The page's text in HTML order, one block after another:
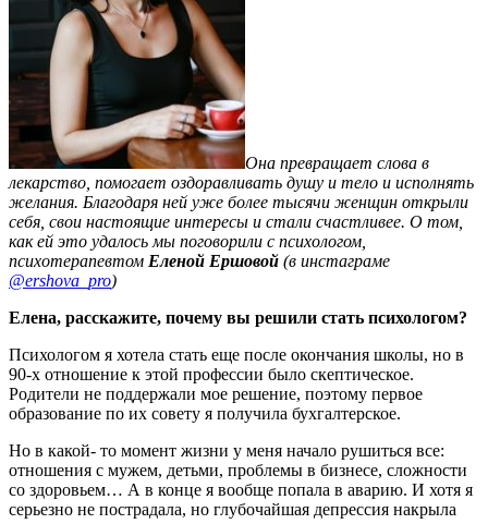
Она превращает слова в
лекарство, помогает оздоравливать душу и тело и исполнять
желания. Благодаря ней уже более тысячи женщин открыли
себя, свои настоящие интересы и стали счастливее. О том,
как ей это удалось мы поговорили с психологом,
психотерапевтом Еленой Ершовой (в инстаграме
@ershova_pro)
Елена, расскажите, почему вы решили стать психологом?
Психологом я хотела стать еще после окончания школы, но в
90-х отношение к этой профессии было скептическое.
Родители не поддержали мое решение, поэтому первое
образование по их совету я получила бухгалтерское.
Но в какой- то момент жизни у меня начало рушиться все:
отношения с мужем, детьми, проблемы в бизнесе, сложности
со здоровьем… А в конце я вообще попала в аварию. И хотя я
серьезно не пострадала, но глубочайшая депрессия накрыла